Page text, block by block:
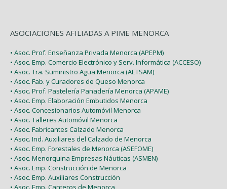
ASOCIACIONES AFILIADAS A PIME MENORCA
• Asoc. Prof. Enseñanza Privada Menorca (APEPM)
• Asoc. Emp. Comercio Electrónico y Serv. Informática (ACCESO)
• Asoc. Tra. Suministro Agua Menorca (AETSAM)
• Asoc. Fab. y Curadores de Queso Menorca
• Asoc. Prof. Pastelería Panadería Menorca (APAME)
• Asoc. Emp. Elaboración Embutidos Menorca
• Asoc. Concesionarios Automóvil Menorca
• Asoc. Talleres Automóvil Menorca
• Asoc. Fabricantes Calzado Menorca
• Asoc. Ind. Auxiliares del Calzado de Menorca
• Asoc. Emp. Forestales de Menorca (ASEFOME)
• Asoc. Menorquina Empresas Náuticas (ASMEN)
• Asoc. Emp. Construcción de Menorca
• Asoc. Emp. Auxiliares Construcción
• Asoc. Emp. Canteros de Menorca